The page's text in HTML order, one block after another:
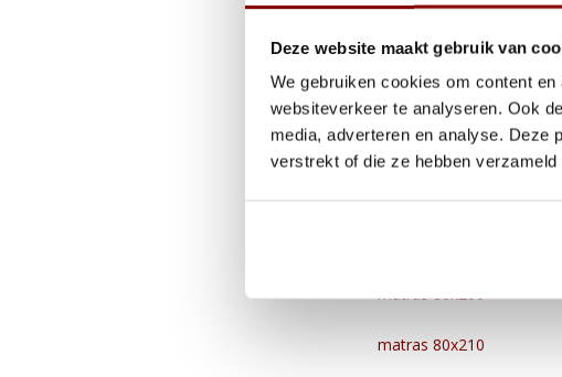
Deze website maakt gebruik van
We gebruiken cookies om content
websiteverkeer te analyseren. Ook
media, adverteren en analyse. Deze
verstrekt of die ze hebben
Op zoek naar het optimale
matras 70x190
matras 70x200
matras 80x200
matras 80x210